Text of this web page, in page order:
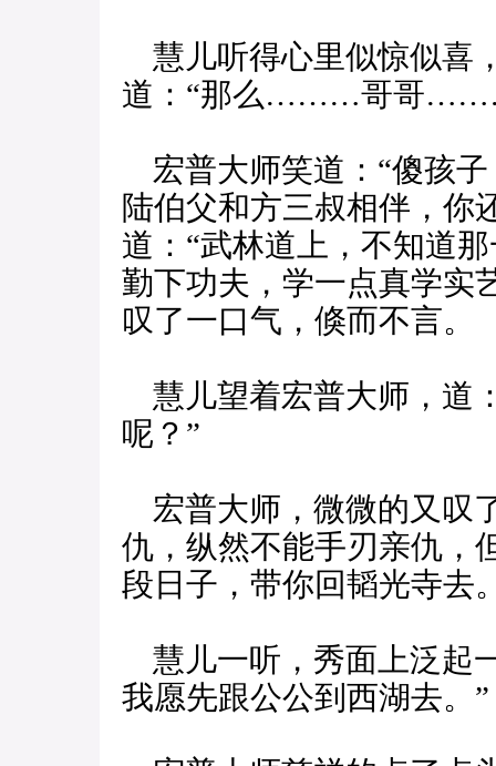
慧儿听得心里似惊似喜
道：“那么………哥哥
宏普大师笑道：“傻孩
陆伯父和方三叔相伴，你
道：“武林道上，不知道
勤下功夫，学一点真学
叹了一口气，倏而不言。
慧儿望着宏普大师，道
呢？”
宏普大师，微微的又叹
仇，纵然不能手刃亲仇，
段日子，带你回韬光寺去
慧儿一听，秀面上泛起
我愿先跟公公到西湖去。”